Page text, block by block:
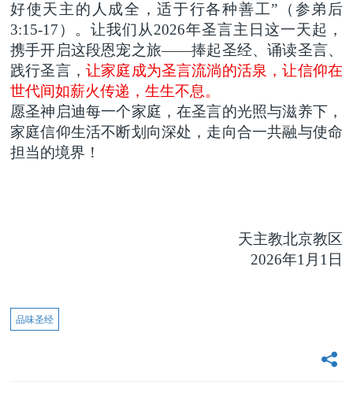
好使天主的人成全，适于行各种善工”（参弟后
3:15-17） 。让我们从2026年圣言主日这一天起，
携手开启这段恩宠之旅——捧起圣经、诵读圣言、
践行圣言， 让家庭成为圣言流淌的活泉 ，让信仰在
世代间如薪火传递 ，生生不息。
愿圣神启迪每一个家庭，在圣言的光照与滋养下 ，
家庭信仰生活不断划向深处， 走向合一共融与使命
担当的境界 ！
天主教北京教区
2026年1月 1日
品味圣经